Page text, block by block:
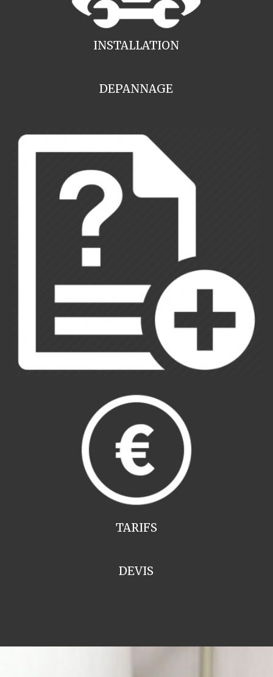
INSTALLATION
DEPANNAGE
TARIFS
DEVIS